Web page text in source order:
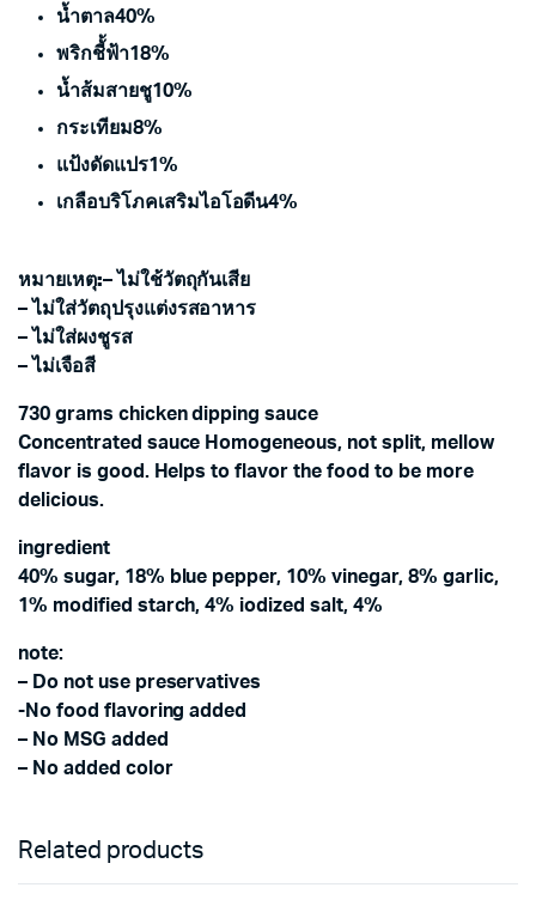
น้ำตาล40%
พริกชี้้ฟ้า18%
น้ำส้มสายชู10%
กระเทียม8%
แป้งดัดแปร1%
เกลือบริโภคเสริมไอโอดีน4%
หมายเหตุ:– ไม่ใช้วัตถุกันเสีย
– ไม่ใส่วัตถุปรุงแต่งรสอาหาร
– ไม่ใส่ผงชูรส
– ไม่เจือสี
730 grams chicken dipping sauce
Concentrated sauce Homogeneous, not split, mellow
flavor is good. Helps to flavor the food to be more
delicious.
ingredient
40% sugar, 18% blue pepper, 10% vinegar, 8% garlic,
1% modified starch, 4% iodized salt, 4%
note:
– Do not use preservatives
-No food flavoring added
– No MSG added
– No added color
Related products